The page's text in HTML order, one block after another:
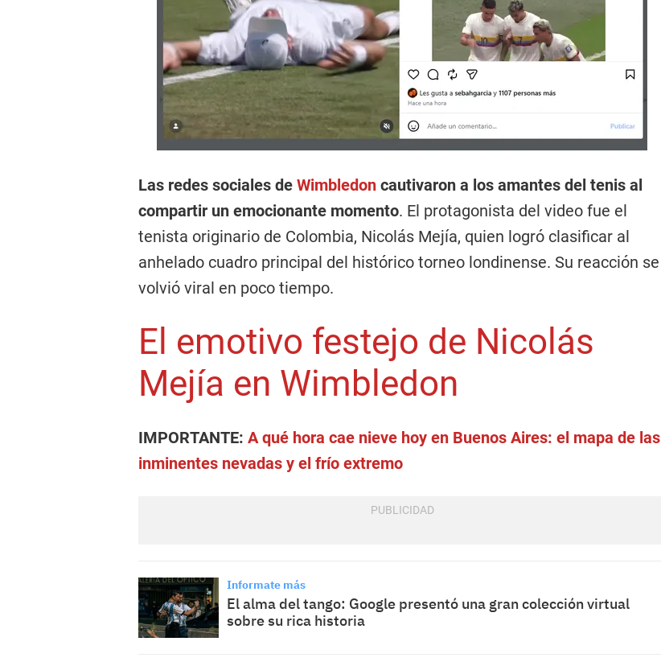
Las redes sociales de Wimbledon cautivaron a los amantes del tenis al
compartir un emocionante momento. El protagonista del video fue el
tenista originario de Colombia, Nicolás Mejía, quien logró clasificar al
anhelado cuadro principal del histórico torneo londinense. Su reacción se
volvió viral en poco tiempo.
El emotivo festejo de Nicolás
Mejía en Wimbledon
IMPORTANTE: A qué hora cae nieve hoy en Buenos Aires: el mapa de las
inminentes nevadas y el frío extremo
Informate más
El alma del tango: Google presentó una gran colección virtual
sobre su rica historia